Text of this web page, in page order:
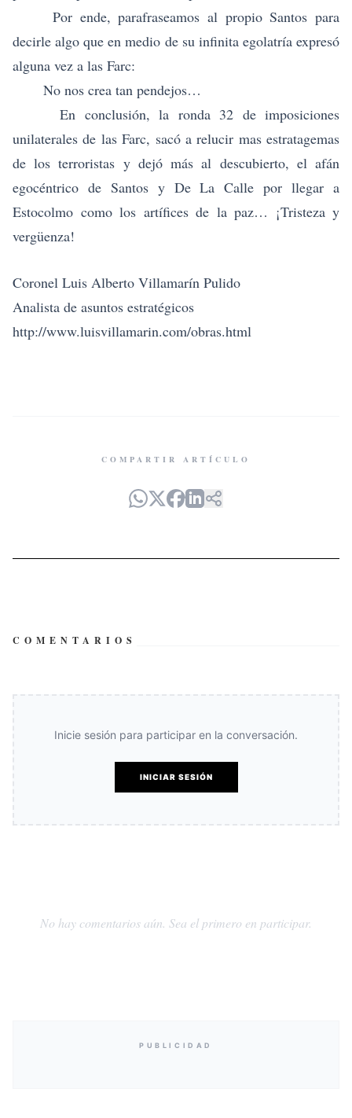
Por ende, parafraseamos al propio Santos para
decirle algo que en medio de su infinita egolatría expresó
alguna vez a las Farc:
No nos crea tan pendejos…
En conclusión, la ronda 32 de imposiciones
unilaterales de las Farc, sacó a relucir mas estratagemas
de los terroristas y dejó más al descubierto, el afán
egocéntrico de Santos y De La Calle por llegar a
Estocolmo como los artífices de la paz… ¡Tristeza y
vergüenza!
Coronel Luis Alberto Villamarín Pulido
Analista de asuntos estratégicos
http://www.luisvillamarin.com/obras.html
COMPARTIR ARTÍCULO
COMENTARIOS
Inicie sesión para participar en la conversación.
INICIAR SESIÓN
No hay comentarios aún. Sea el primero en participar.
PUBLICIDAD